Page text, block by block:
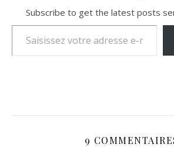
Subscribe to get the latest posts
Saisissez votre adresse e-mail…
9